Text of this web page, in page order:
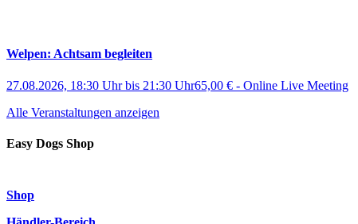
Welpen: Achtsam begleiten
27.08.2026, 18:30 Uhrbis 21:30 Uhr65,00 € - Online Live Meeting
Alle Veranstaltungen anzeigen
Easy Dogs Shop
Shop